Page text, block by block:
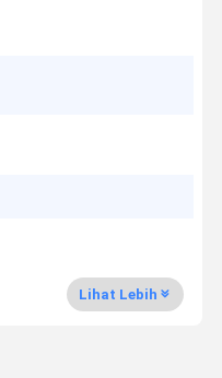
Lihat Lebih